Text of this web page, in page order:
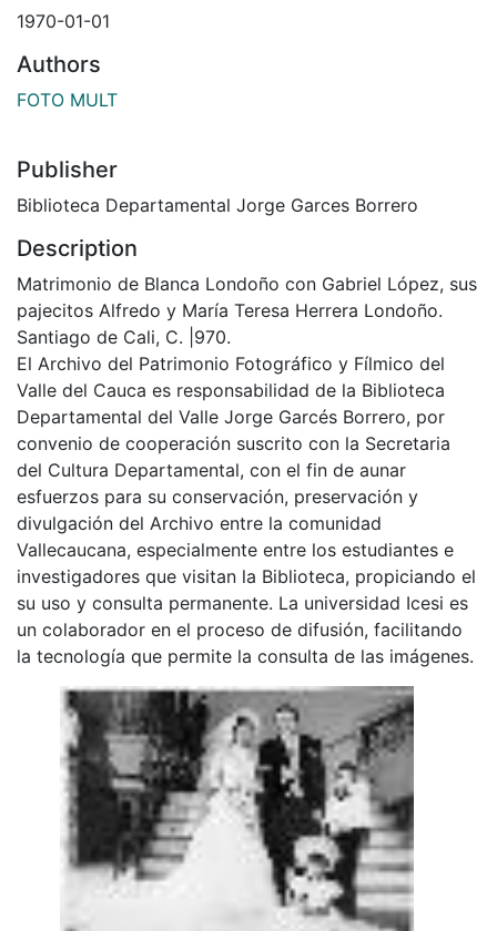
1970-01-01
Authors
FOTO MULT
Publisher
Biblioteca Departamental Jorge Garces Borrero
Description
Matrimonio de Blanca Londoño con Gabriel López, sus
pajecitos Alfredo y María Teresa Herrera Londoño.
Santiago de Cali, C. |970.
El Archivo del Patrimonio Fotográfico y Fílmico del
Valle del Cauca es responsabilidad de la Biblioteca
Departamental del Valle Jorge Garcés Borrero, por
convenio de cooperación suscrito con la Secretaria
del Cultura Departamental, con el fin de aunar
esfuerzos para su conservación, preservación y
divulgación del Archivo entre la comunidad
Vallecaucana, especialmente entre los estudiantes e
investigadores que visitan la Biblioteca, propiciando el
su uso y consulta permanente. La universidad Icesi es
un colaborador en el proceso de difusión, facilitando
la tecnología que permite la consulta de las imágenes.